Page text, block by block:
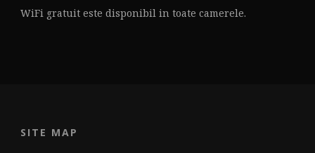
WiFi gratuit este disponibil in toate camerele.
SITE MAP